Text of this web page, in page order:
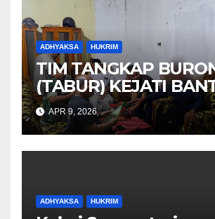
ADHYAKSA HUKRIM
TIM TANGKAP
(TABUR) KEJATI
berhasil Menangkap
alias Pak’De DPO
TANGSEL
APR 9, 2026
ADHYAKSA HUKRIM